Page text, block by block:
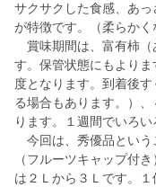
サクサクした食感、あ
が特徴です。（柔らかく
賞味期間は、富有柿（
す。保管状態にもより
度となります。到着後
る場合もあります。）
ります。１週間でいろい
今回は、秀優品という
（フルーツキャップ付
は２Ｌから３Ｌです。